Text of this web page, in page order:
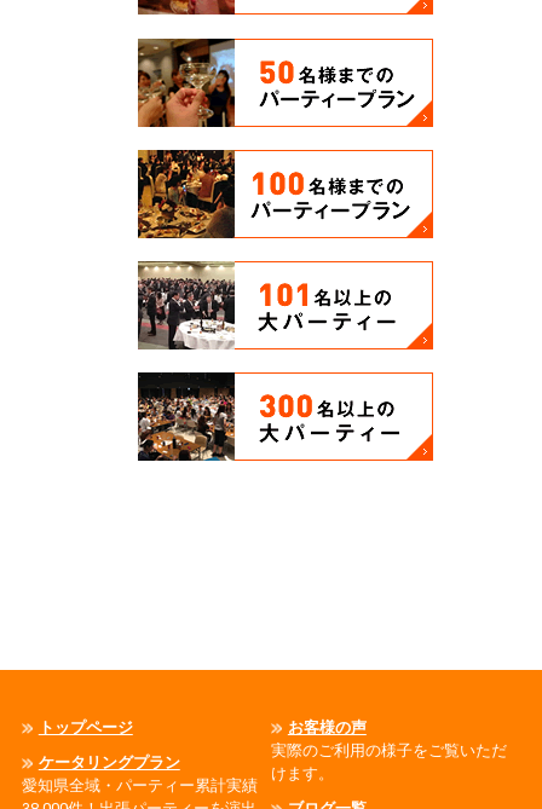
トップページ
ケータリングプラン
愛知県全域・パーティー累計実績
お客様の声
実際のご利用の様子をご覧いただ
けます。